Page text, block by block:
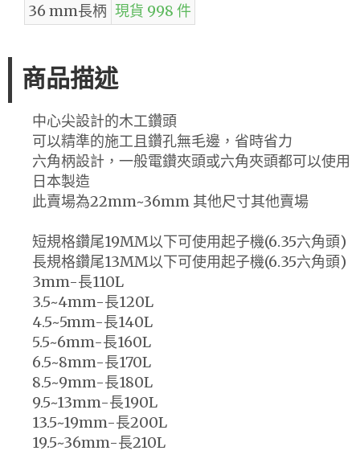
36 mm長柄 現貨 998 件
商品描述
中心尖設計的木工鑽頭
可以精準的施工且鑽孔無毛邊，省時省力
六角柄設計，一般電鑽夾頭或六角夾頭都可以使用
日本製造
此賣場為22mm~36mm 其他尺寸其他賣場
短規格鑽尾19MM以下可使用起子機(6.35六角頭)
長規格鑽尾13MM以下可使用起子機(6.35六角頭)
3mm-長110L
3.5~4mm-長120L
4.5~5mm-長140L
5.5~6mm-長160L
6.5~8mm-長170L
8.5~9mm-長180L
9.5~13mm-長190L
13.5~19mm-長200L
19.5~36mm-長210L